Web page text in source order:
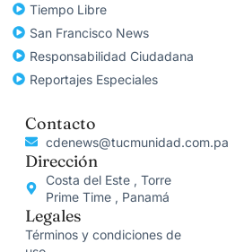
Tiempo Libre
San Francisco News
Responsabilidad Ciudadana
Reportajes Especiales
Contacto
cdenews@tucmunidad.com.pa
Dirección
Costa del Este , Torre
Prime Time , Panamá
Legales
Términos y condiciones de